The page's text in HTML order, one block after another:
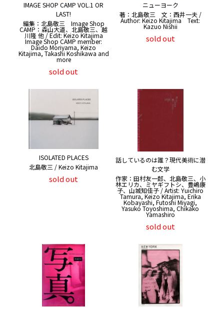
IMAGE SHOP CAMP VOL.1 OR
LAST!
編集：北島敬三 Image Shop
CAMP：森山大道、北島敬三、越
川隆 他 / Edit: Keizo Kitajima
Image Shop CAMP member:
Daido Moriyama, Keizo
Kitajima, Takashi Koshikawa and
more
sold out
ニューヨーク
著：北島敬三 文：西井一夫 /
Author: Keizo Kitajima Text:
Kazuo Nishii
sold out
ISOLATED PLACES
北島敬三 / Keizo Kitajima
sold out
話しているのは誰？現代美術に潜
む文学
作家：田村友一郎、北島敬三、小
林エリカ、ミヤギフトシ、豊嶋康
子、山城知佳子 / Artist: Yuichiro
Tamura, Keizo Kitajima, Erika
Kobayashi, Futoshi Miyagi,
Yasuko Toyoshima, Chikako
Yamashiro
sold out